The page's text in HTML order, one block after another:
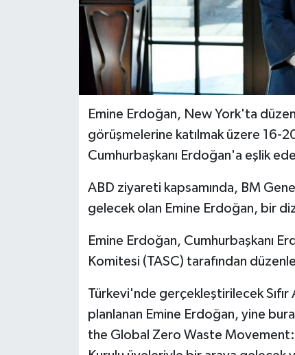
Emine Erdoğan, New York'ta
görüşmelerine katılmak üzere 16-
Cumhurbaşkanı Erdoğan'a eşlik
ABD ziyareti kapsamında, BM
gelecek olan Emine Erdoğan, bir
Emine Erdoğan, Cumhurbaşkanı
Komitesi (TASC) tarafından
Türkevi'nde gerçekleştirilecek Sıfır
planlanan Emine Erdoğan, yine
the Global Zero Waste Movement: